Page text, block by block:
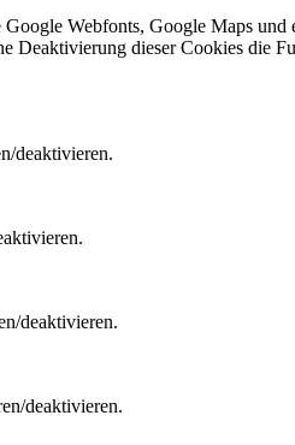
Webfonts, Google Maps
Deaktivierung dieser Cookies die
deaktivieren.
deaktivieren.
deaktivieren.